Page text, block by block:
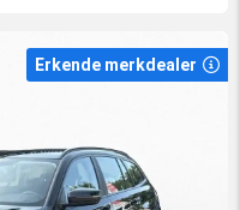
Erkende merkdealer